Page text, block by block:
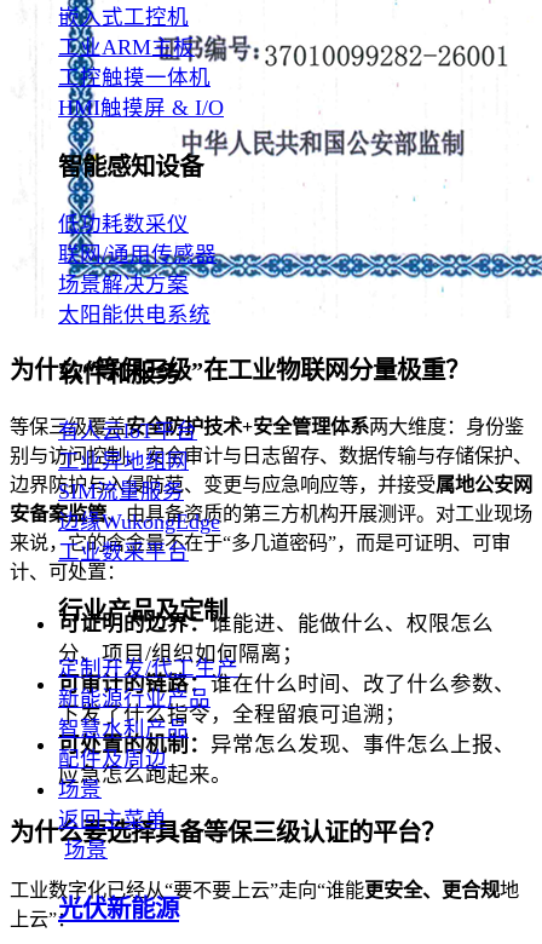
嵌入式工控机
工业ARM主板
工控触摸一体机
HMI触摸屏 & I/O
智能感知设备
低功耗数采仪
联网/通用传感器
场景解决方案
太阳能供电系统
软件和服务
有人云loT平台
工业异地组网
SIM流量服务
边缘WukongEdge
工业数采平台
行业产品及定制
定制开发/代工生产
新能源行业产品
智慧水利产品
配件及周边
场景
返回主菜单
场景
光伏新能源
为什么“等保三级”在工业物联网分量极重？
等保三级覆盖安全防护技术+安全管理体系两大维度：身份鉴
别与访问控制、安全审计与日志留存、数据传输与存储保护、
边界防护与入侵防范、变更与应急响应等，并接受属地公安网
安备案监管、由具备资质的第三方机构开展测评。对工业现场
来说，它的含金量不在于“多几道密码”，而是可证明、可审
计、可处置：
可证明的边界：谁能进、能做什么、权限怎么
分、项目/组织如何隔离；
可审计的链路：谁在什么时间、改了什么参数、
下发了什么指令，全程留痕可追溯；
可处置的机制： 异常怎么发现、事件怎么上报、
应急怎么跑起来。
为什么要选择具备等保三级认证的平台？
工业数字化已经从“要不要上云”走向“谁能更安全、更合规地
上云”：